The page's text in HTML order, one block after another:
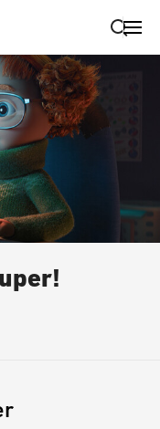
Suche schließen